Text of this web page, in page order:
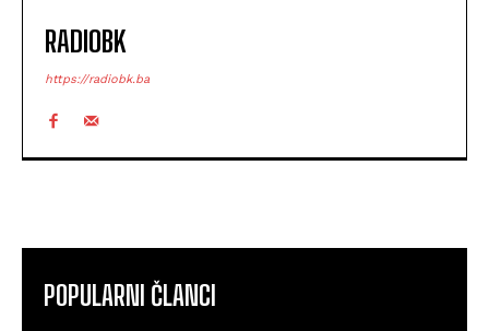
RADIOBK
https://radiobk.ba
POPULARNI ČLANCI